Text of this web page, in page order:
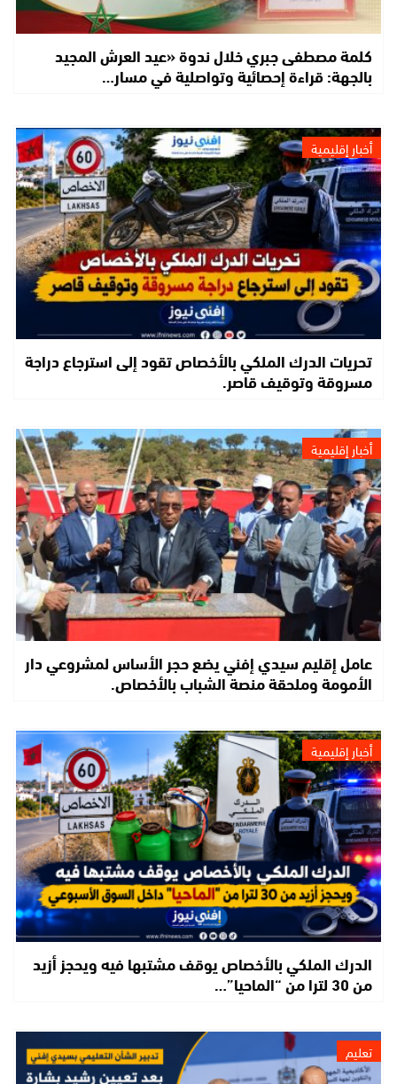
كلمة مصطفى جبري خلال ندوة «عيد العرش المجيد
بالجهة: قراءة إحصائية وتواصلية في مسار…
أخبار إقليمية
تحريات الدرك الملكي بالأخصاص تقود إلى استرجاع دراجة
مسروقة وتوقيف قاصر.
أخبار إقليمية
عامل إقليم سيدي إفني يضع حجر الأساس لمشروعي دار
الأمومة وملحقة منصة الشباب بالأخصاص.
أخبار إقليمية
الدرك الملكي بالأخصاص يوقف مشتبها فيه ويحجز أزيد
من 30 لترا من “الماحيا”…
تعليم